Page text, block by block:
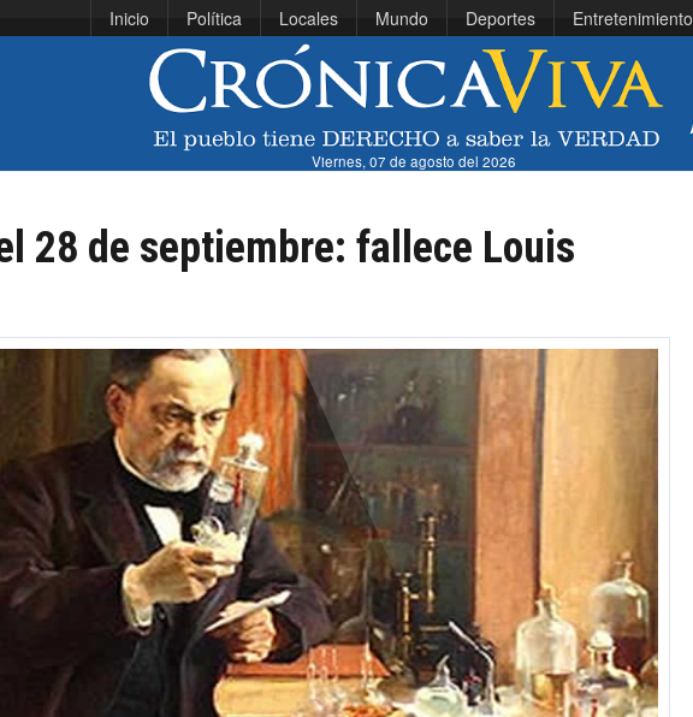
Inicio Política Locales Mundo Deportes Entretenimiento
Viernes, 07 de agosto del 2026
28 de septiembre: fallece Louis